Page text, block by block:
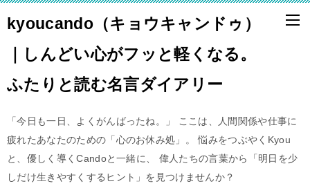
kyoucando（キョウキャンドゥ）
｜しんどい心がフッと軽くなる。
ふたりと読む名言ダイアリー
「今日も一日、よくがんばったね。」 ここは、人間関係や仕事に
疲れたあなたのための「心のお休み処」。 悩みをつぶやくKyou
と、優しく導くCandoと一緒に、 偉人たちの言葉から「明日を少
しだけ生きやすくするヒント」を見つけませんか？